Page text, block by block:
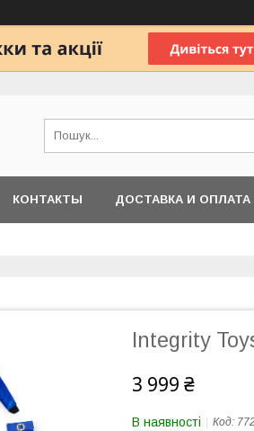
КОНТАКТЫ ДОСТАВКА И ОПЛАТА
Integrity
3 999 ₴
В наявності Код: